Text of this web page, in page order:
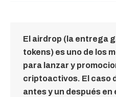
El airdrop (la entrega
tokens) es uno de los
para lanzar y
criptoactivos. El caso
antes y un después en